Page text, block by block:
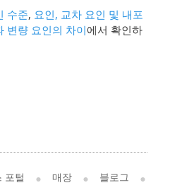
수준, 요인, 교차 요인 및 내포
변량 요인의 차이에서 확인하
포털 매장
블로그